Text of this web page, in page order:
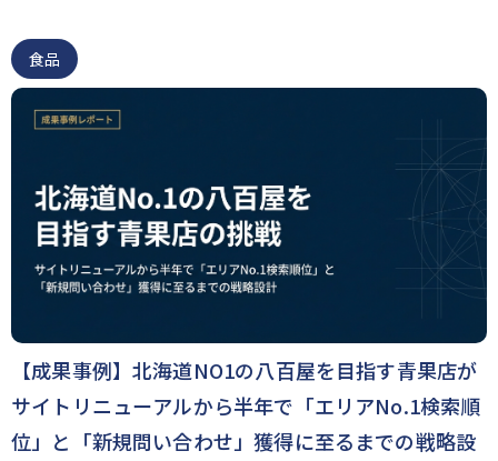
食品
【成果事例】北海道NO1の八百屋を目指す青果店が
サイトリニューアルから半年で「エリアNo.1検索順
位」と「新規問い合わせ」獲得に至るまでの戦略設